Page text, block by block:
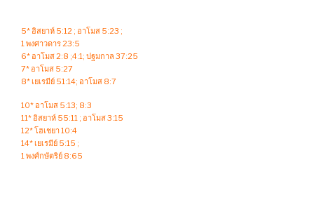
5* อิสยาห์ 5:12 ; อาโมส 5:23 ;
1 พงศาวดาร 23:5
6* อาโมส 2:8 ;4:1; ปฐมกาล 37:25
7* อาโมส 5:27
8* เยเรมีย์ 51:14; อาโมส 8:7
10* อาโมส 5:13; 8:3
11* อิสยาห์ 55:11 ; อาโมส 3:15
12* โฮเชยา 10:4
14* เยเรมีย์ 5:15 ;
1 พงศ์กษัตริย์ 8:65